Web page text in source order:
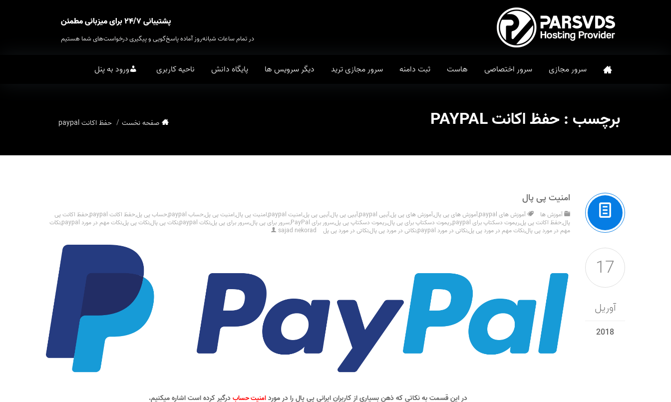
پشتیبانی ۲۴/۷ برای میزبانی مطمئن
در تمام ساعات شبانه‌روز آماده پاسخ‌گویی و پیگیری درخواست‌های شما هستیم
سرور مجازی سرور اختصاصی هاست ثبت دامنه سرور مجازی ترید دیگر سرویس ها پایگاه دانش ناحیه کاربری ورود به پنل
برچسب :حفظ اکانت PAYPAL صفحه نخست حفظ اکانت paypal
17
آوریل
2018
امنیت پی پال
آموزش ها آموزش های paypal ,آموزش های پی پال,آموزش های پی پل,آیپی paypal ,آیپی پی پال,آیپی پی پل,امنیت paypal ,امنیت پی پال,امنیت پی پل,حساب paypal ,حساب پی پل,حفظ اکانت paypal ,حفظ اکانت پی
پال,حفظ اکانت پی پل,ریموت دسکتاپ برای paypal ,ریموت دسکتاپ برای پی پال,ریموت دسکتاپ پی پل,سرور برای PayPal ,سرور برای پی پال,سرور برای پی پل,نکات paypal ,نکات پی پال,نکات پی پل,نکات مهم در مورد paypal ,نکات
مهم در مورد پی پال,نکات مهم در مورد پی پل,نکاتی در مورد paypal ,نکاتی در مورد پی پال,نکاتی در مورد پی پل sajad nekorad
در این قسمت به نکاتی که ذهن بسیاری از کاربران ایرانی پی پال را در موردامنیت حسابدرگیر کرده است اشاره میکنیم.